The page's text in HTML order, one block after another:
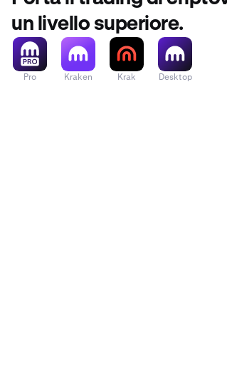
un livello superiore.
Pro Kraken Krak Desktop